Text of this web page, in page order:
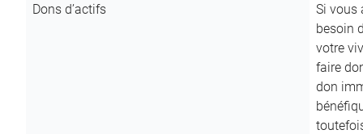
Dons d’actifs
Si vous
besoin
votre
faire
don